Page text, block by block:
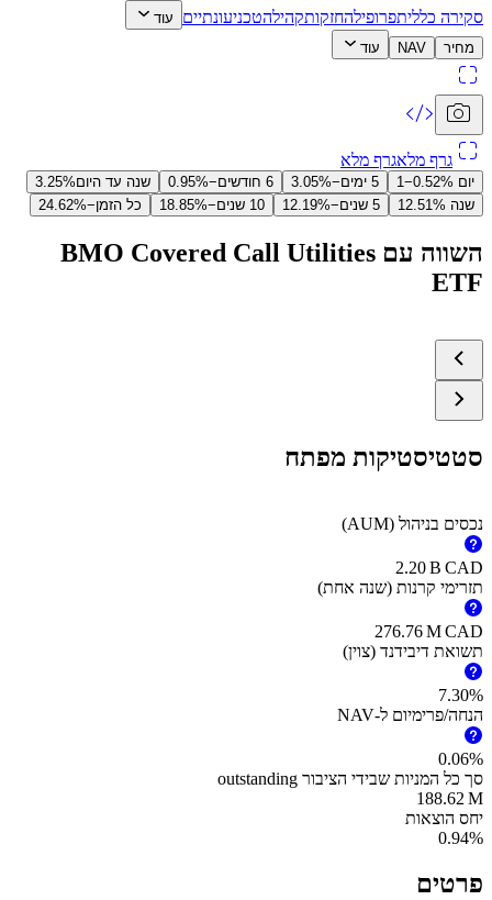
סקירה כלליתפרופילהחזקותקהילהטכניעונתיים
עוד
מחיר
NAV עוד
גרף מלאגרף מלא
יום ‎1‎ −0.52% ‎5‎ ימים −3.05% ‎6‎ חודשים −0.95% שנה עד היום3.25%
שנה ‎1‎ 2.51% ‎5‎ שנים −12.19% ‎10‎ שנים −18.85% כל הזמן−24.62%
השווה עם BMO Covered Call Utilities
ETF
סטטיסטיקות מפתח
נכסים בניהול (AUM)
‪2.20 B‬ CAD
תזרימי קרנות (שנה אחת)
‪276.76 M‬CAD
תשואת דיבידנד (צוין)
7.30%
הנחה/פרימיום ל-NAV
0.06%
סך כל המניות שבידי הציבור outstanding
‪188.62 M‬
יחס הוצאות
0.94%
פרטים